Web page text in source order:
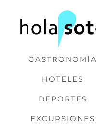
GASTRONOMÍA
HOTELES
DEPORTES
EXCURSIONES